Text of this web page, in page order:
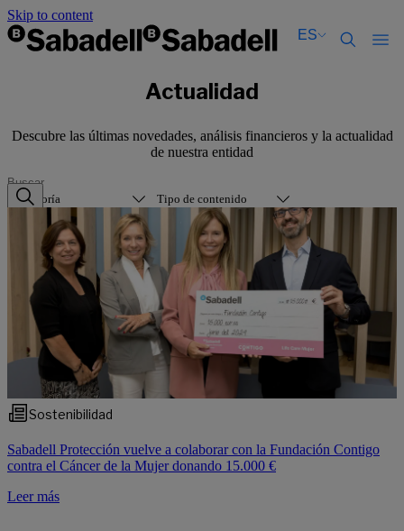
Skip to content
ES
Català
Español
Català
Español
Actualidad
Descubre las últimas novedades, análisis financieros y la actualidad
de nuestra entidad
Categoría Tipo de contenido
Sostenibilidad
Sabadell Protección vuelve a colaborar con la Fundación Contigo
contra el Cáncer de la Mujer donando 15.000 €
Leer más